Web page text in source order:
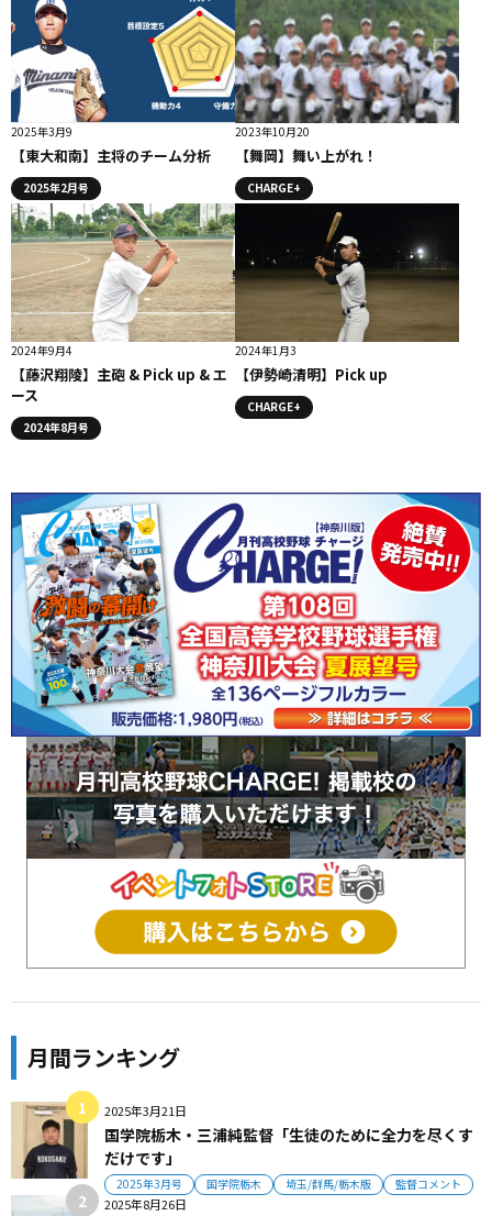
2025年3月9
【東大和南】主将のチーム分析
2025年2月号
2023年10月20
【舞岡】舞い上がれ！
CHARGE+
2024年9月4
【藤沢翔陵】主砲 & Pick up & エ
ース
2024年8月号
2024年1月3
【伊勢崎清明】Pick up
CHARGE+
月間ランキング
2025年3月21日
国学院栃木・三浦純監督「生徒のために全力を尽くす
だけです」
2025年3月号 国学院栃木 埼玉/群馬/栃木版 監督コメント
2025年8月26日